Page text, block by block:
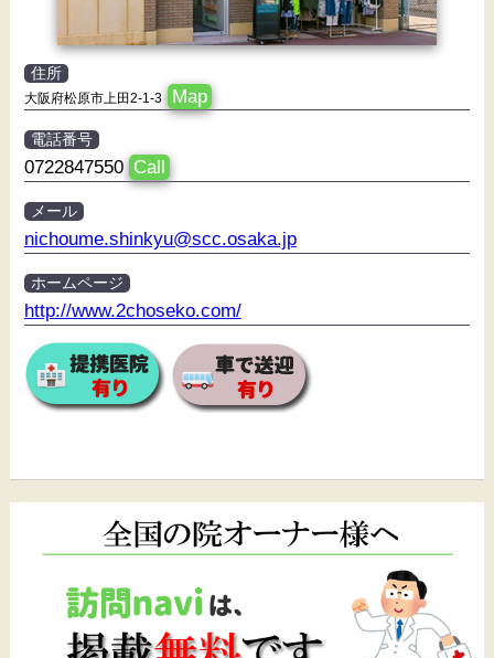
住所
大阪府松原市上田2-1-3 Map
電話番号
0722847550 Call
メール
nichoume.shinkyu@scc.osaka.jp
ホームページ
http://www.2choseko.com/